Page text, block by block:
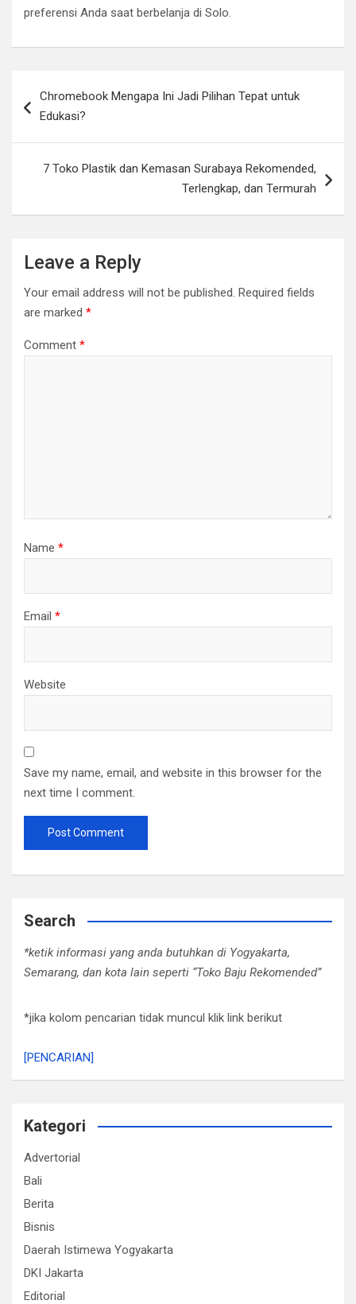
preferensi Anda saat berbelanja di Solo.
navigation
Chromebook Mengapa Ini Jadi Pilihan Tepat untuk
Edukasi?
7 Toko Plastik dan Kemasan Surabaya Rekomended,
Terlengkap, dan Termurah
Leave a Reply
Your email address will not be published. Required fields
are marked *
Comment *
Name *
Email *
Website
Save my name, email, and website in this browser for the
next time I comment.
Search
*ketik informasi yang anda butuhkan di Yogyakarta,
Semarang, dan kota lain seperti “Toko Baju Rekomended”
*jika kolom pencarian tidak muncul klik link berikut
[PENCARIAN]
Kategori
Advertorial
Bali
Berita
Bisnis
Daerah Istimewa Yogyakarta
DKI Jakarta
Editorial